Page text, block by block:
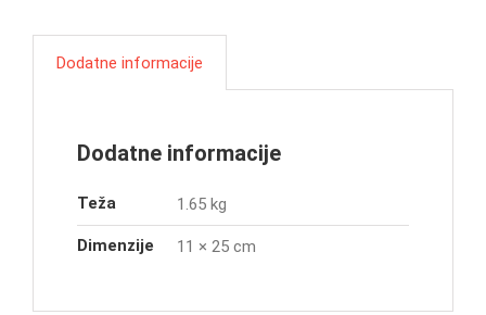
Dodatne informacije
Dodatne informacije
Teža 1.65 kg
Dimenzije 11 × 25 cm